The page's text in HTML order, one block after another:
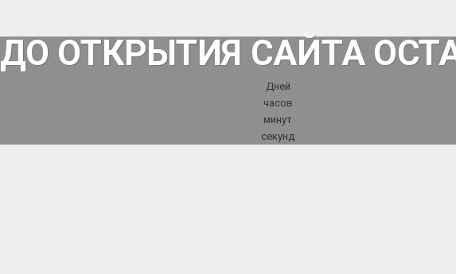
ДО ОТКРЫТИЯ САЙТА
Дней
часов
минут
секунд